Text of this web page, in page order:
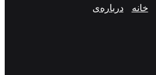
خانه درباره‌ی